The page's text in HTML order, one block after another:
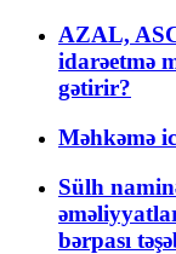
AZAL,
idarəetmə
gətirir?
Məhkəmə
Sülh
bərpası